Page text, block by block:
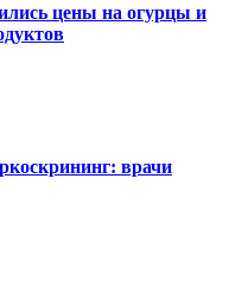
цены на огурцы и
врачи